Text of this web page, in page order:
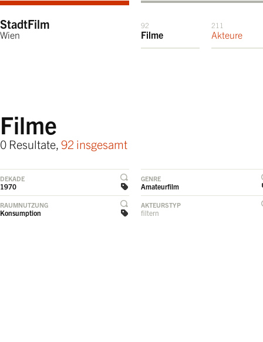
StadtFilm
Wien
92
Filme
211
Akteure
Filme
0 Resultate, 92 insgesamt
DEKADE
1970
GENRE
Amateurfilm
RAUMNUTZUNG
Konsumption
AKTEURSTYP
filtern